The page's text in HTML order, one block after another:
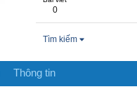
0
Tìm kiếm
Thông tin